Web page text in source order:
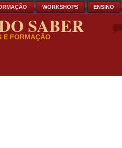
WORKSHOPS ENSINO
SABER
E FORMAÇÃO